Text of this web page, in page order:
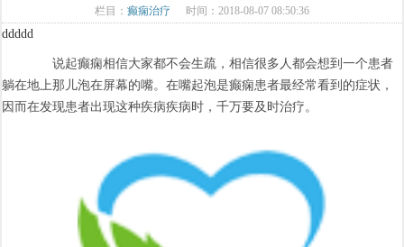
栏目： 癫痫治疗 时间：2018-08-07 08:50:36
ddddd
说起癫痫相信大家都不会生疏，相信很多人都会想到一个患者
躺在地上那儿泡在屏幕的嘴。在嘴起泡是癫痫患者最经常看到的症状，
因而在发现患者出现这种疾病疾病时，千万要及时治疗。